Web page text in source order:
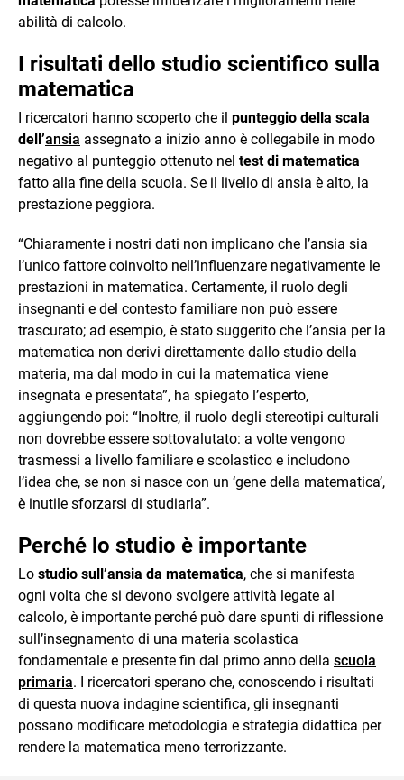
abilità di calcolo.
I risultati dello studio scientifico sulla
matematica
I ricercatori hanno scoperto che il punteggio della scala
dell’ansia assegnato a inizio anno è collegabile in modo
negativo al punteggio ottenuto nel test di matematica
fatto alla fine della scuola. Se il livello di ansia è alto, la
prestazione peggiora.
“Chiaramente i nostri dati non implicano che l’ansia sia
l’unico fattore coinvolto nell’influenzare negativamente le
prestazioni in matematica. Certamente, il ruolo degli
insegnanti e del contesto familiare non può essere
trascurato; ad esempio, è stato suggerito che l’ansia per la
matematica non derivi direttamente dallo studio della
materia, ma dal modo in cui la matematica viene
insegnata e presentata”, ha spiegato l’esperto,
aggiungendo poi: “Inoltre, il ruolo degli stereotipi culturali
non dovrebbe essere sottovalutato: a volte vengono
trasmessi a livello familiare e scolastico e includono
l’idea che, se non si nasce con un ‘gene della matematica’,
è inutile sforzarsi di studiarla”.
Perché lo studio è importante
Lo studio sull’ansia da matematica, che si manifesta
ogni volta che si devono svolgere attività legate al
calcolo, è importante perché può dare spunti di riflessione
sull’insegnamento di una materia scolastica
fondamentale e presente fin dal primo anno della scuola
primaria. I ricercatori sperano che, conoscendo i risultati
di questa nuova indagine scientifica, gli insegnanti
possano modificare metodologia e strategia didattica per
rendere la matematica meno terrorizzante.